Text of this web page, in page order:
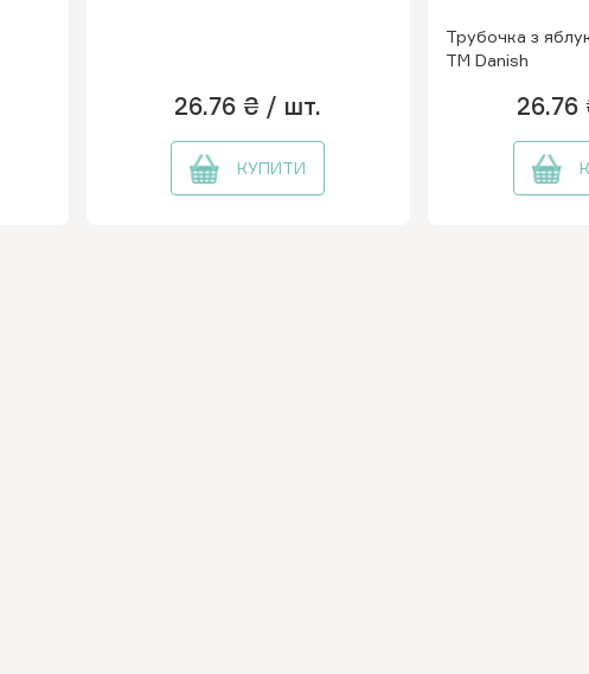
26.76 ₴ / шт.
КУПИТИ
Трубочка з
ТМ Danish
26.76